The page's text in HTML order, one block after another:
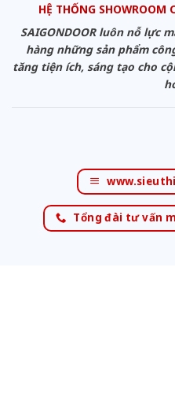
HỆ THỐNG
SAIGONDOOR luôn nỗ lực
hàng những sản phẩm
tăng tiện ích, sáng tạo cho
Tổng đài tư vấn